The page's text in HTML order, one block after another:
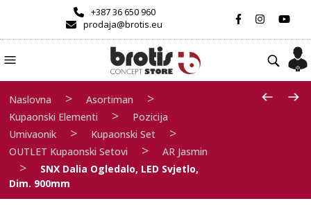
+387 36 650 960
prodaja@brotis.eu
Naslovna > Asortiman >
Kupaonski Elementi >
Pozicija
Umivaonik
> Kupaonski Set >
OUTLET Kupaonski Setovi > AR Jasmin
>
SNX Dalia Ogledalo, LED Svjetlo,
Dim. 900mm